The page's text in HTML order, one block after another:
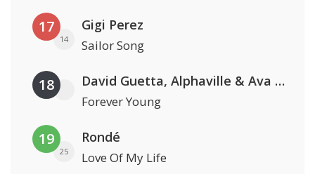
17
14
Gigi Perez
Sailor Song
18 David Guetta, Alphaville & Ava Max
Forever Young
19
25
Rondé
Love Of My Life